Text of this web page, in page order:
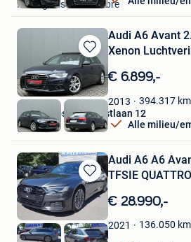
Montignies-Sur-Sambre
Bewaren
in
Mijn
Favorieten
Audi A6 Avant
Xenon
€ 6.899,-
2013 394.317 km
Alle milieu/
Autos Zebs Toekomstlaan 12
Genk
Bewaren
in
Mijn
Favorieten
Audi A6 A6
TFSIE
€ 28.990,-
2021 136.050 km